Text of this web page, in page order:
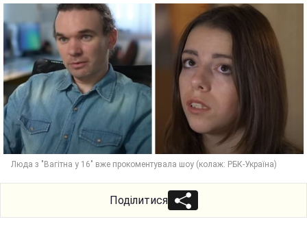
Люда з "Вагітна у 16" вже прокоментувала шоу (колаж: РБК-Україна)
Поділитися